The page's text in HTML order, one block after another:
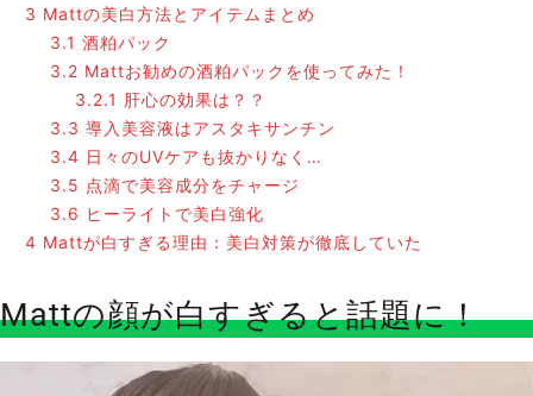
3 Mattの美白方法とアイテムまとめ
3.1 酒粕パック
3.2 Mattお勧めの酒粕パックを使ってみた！
3.2.1 肝心の効果は？？
3.3 導入美容液はアスタキサンチン
3.4 日々のUVケアも抜かりなく…
3.5 点滴で美容成分をチャージ
3.6 ヒーライトで美白強化
4 Mattが白すぎる理由：美白対策が徹底していた
Mattの顔が白すぎると話題に！